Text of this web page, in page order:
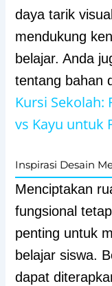
daya tarik
mendukung
belajar. Anda
tentang bahan
Kursi Sekolah:
vs Kayu untuk
Inspirasi Desain
Menciptakan
fungsional
penting untuk
belajar siswa.
dapat